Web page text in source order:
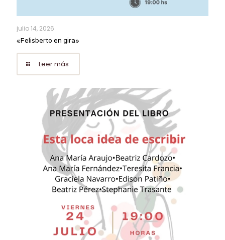
julio 14, 2026
«Felisberto en gira»
Leer más